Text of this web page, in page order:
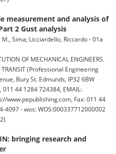
measurement and analysis of
2 Gust analysis
M., Sima; Licciardello, Riccardo - 01a
OF MECHANICAL ENGINEERS.
TRANSIT (Professional Engineering
Bury St. Edmunds, IP32 6BW
44 1284 724384, EMAIL:
www.pepublishing.com, Fax: 011 44
4097 - wos: WOS:000337712000002
bringing research and